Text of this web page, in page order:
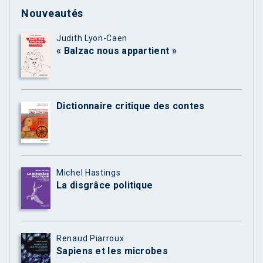
Nouveautés
Judith Lyon-Caen
« Balzac nous appartient »
Dictionnaire critique des contes
Michel Hastings
La disgrâce politique
Renaud Piarroux
Sapiens et les microbes